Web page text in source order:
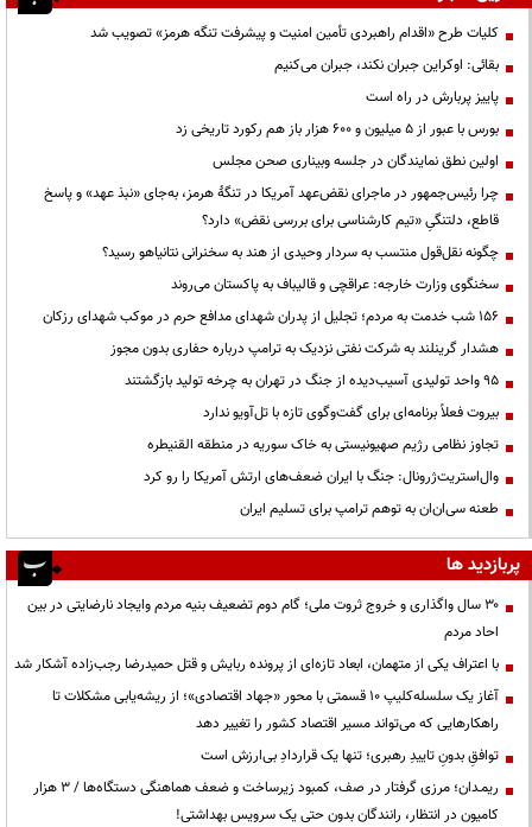
کلیات طرح «اقدام راهبردی تأمین امنیت و پیشرفت تنگه هرمز» تصویب شد
بقائی: اوکراین جبران نکند، جبران می‌کنیم
پاییز پربارش در راه است
بورس با عبور از ۵ میلیون و ۶۰۰ هزار باز هم رکورد تاریخی زد
اولین نطق نمایندگان در جلسه وبیناری صحن مجلس
چرا رئیس‌جمهور در ماجرای نقض‌عهد آمریکا در تنگهٔ هرمز، به‌جای «نبذ عهد» و پاسخ
قاطع، دلتنگیِ «تیم کارشناسی برای بررسی نقض» دارد؟
چگونه نقل‌قول منتسب به سردار وحیدی از هند به سخنرانی نتانیاهو رسید؟
سخنگوی وزارت خارجه: عراقچی و قالیباف به پاکستان می‌روند
۱۵۶ شب خدمت به مردم؛ تجلیل از پدران شهدای مدافع حرم در موکب شهدای رزکان
هشدار گرینلند به شرکت نفتی نزدیک به ترامپ درباره حفاری بدون مجوز
95 واحد تولیدی آسیب‌دیده از جنگ در تهران به چرخه تولید بازگشتند
بیروت فعلاً برنامه‌ای برای گفت‌وگوی تازه با تل‌آویو ندارد
تجاوز نظامی رژیم صهیونیستی به خاک سوریه در منطقه القنیطره
وال‌استریت‌ژرونال: جنگ با ایران ضعف‌های ارتش آمریکا را رو کرد
طعنه سی‌ان‌ان به توهم ترامپ برای تسلیم ایران
پربازدید ها
۳۰ سال واگذاری و خروج ثروت ملی؛ گام دوم تضعیف بنیه مردم وایجاد نارضایتی در بین
احاد مردم
با اعتراف یکی از متهمان، ابعاد تازه‌ای از پرونده ربایش و قتل حمیدرضا رجب‌زاده آشکار شد
آغاز یک سلسله‌کلیپ ۱۰ قسمتی با محور «جهاد اقتصادی»؛ از ریشه‌یابی مشکلات تا
راهکارهایی که می‌تواند مسیر اقتصاد کشور را تغییر دهد
توافقِ بدونِ تاییدِ رهبری؛ تنها یک قراردادِ بی‌ارزش است
ریمـدان؛ مرزی گرفتار در صف، کمبود زیرساخت و ضعف هماهنگی دستگاه‌ها / ۳ هزار
کامیون در انتظار، رانندگان بدون حتی یک سرویس بهداشتی!